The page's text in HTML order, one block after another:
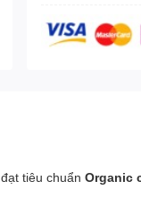
, đạt tiêu chuẩn Organic